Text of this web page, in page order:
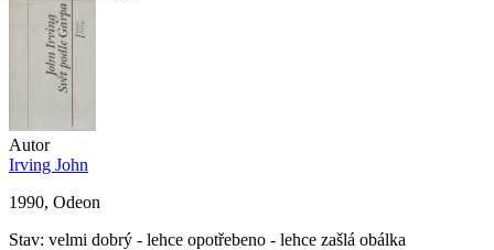
Autor
Irving John
1990, Odeon
Stav: velmi dobrý - lehce opotřebeno - lehce zašlá obálka